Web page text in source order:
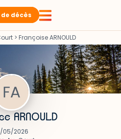
décès
> Françoise ARNOULD
ARNOULD
05/2026